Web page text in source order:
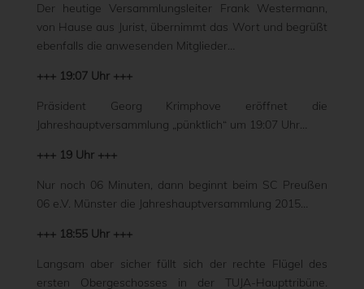
Der heutige Versammlungsleiter Frank Westermann,
von Hause aus Jurist, übernimmt das Wort und begrüßt
ebenfalls die anwesenden Mitglieder…
+++ 19:07 Uhr +++
Präsident Georg Krimphove eröffnet die
Jahreshauptversammlung „pünktlich“ um 19:07 Uhr…
+++ 19 Uhr +++
Nur noch 06 Minuten, dann beginnt beim SC Preußen
06 e.V. Münster die Jahreshauptversammlung 2015…
+++ 18:55 Uhr +++
Langsam aber sicher füllt sich der rechte Flügel des
ersten Obergeschosses in der TUJA-Haupttribüne.